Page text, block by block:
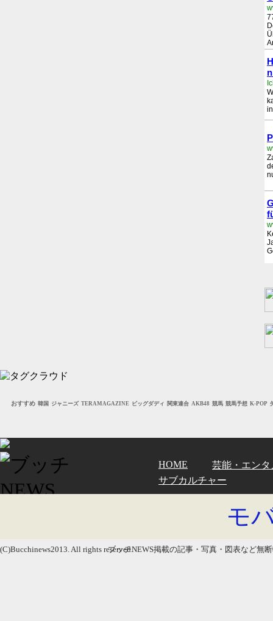
おすすめ 韓国 ジャニーズ TERAMAGAZINE ビッグダディ 関東連合 AKB48 競馬 競馬予想 K-POP
HOME
芸能・エンタ
サブカルチャー
モ
(C)Bucchinews2013. All rights reserved.ブッチNEWS掲載の記事・写真・図表など無